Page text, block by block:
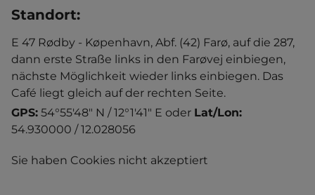
Standort:
E 47 Rødby - Køpenhavn, Abf. (42) Farø, auf die 287,
dann erste Straße links in den Farøvej einbiegen,
nächste Möglichkeit wieder links einbiegen. Das
Café liegt gleich auf der rechten Seite.
GPS: 54°55'48" N / 12°1'41" E oder Lat/Lon:
54.930000 / 12.028056
Sie haben Cookies nicht akzeptiert